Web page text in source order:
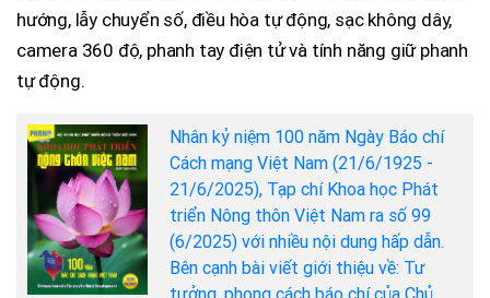
hướng, lẫy chuyển số, điều hòa tự động, sạc không dây,
camera 360 độ, phanh tay điện tử và tính năng giữ phanh
tự động.
Nhân kỷ niệm 100 năm Ngày Báo chí
Cách mạng Việt Nam (21/6/1925 -
21/6/2025), Tạp chí Khoa học Phát
triển Nông thôn Việt Nam ra số 99
(6/2025) với nhiều nội dung hấp dẫn.
Bên cạnh bài viết giới thiệu về: Tư